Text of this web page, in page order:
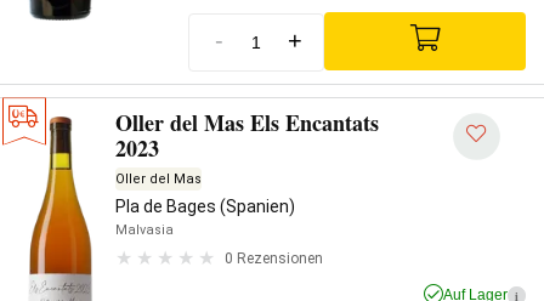
- +
Oller del Mas Els Encantats
2023
Oller del Mas
Pla de Bages (Spanien)
Malvasia
0 Rezensionen
Auf Lager i